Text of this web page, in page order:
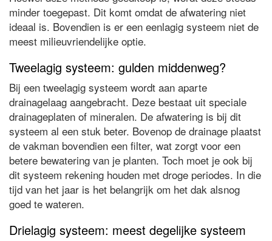
minder toegepast. Dit komt omdat de afwatering niet
ideaal is. Bovendien is er een eenlagig systeem niet de
meest milieuvriendelijke optie.
Tweelagig systeem: gulden middenweg?
Bij een tweelagig systeem wordt aan aparte
drainagelaag aangebracht. Deze bestaat uit speciale
drainageplaten of mineralen. De afwatering is bij dit
systeem al een stuk beter. Bovenop de drainage plaatst
de vakman bovendien een filter, wat zorgt voor een
betere bewatering van je planten. Toch moet je ook bij
dit systeem rekening houden met droge periodes. In die
tijd van het jaar is het belangrijk om het dak alsnog
goed te wateren.
Drielagig systeem: meest degelijke systeem